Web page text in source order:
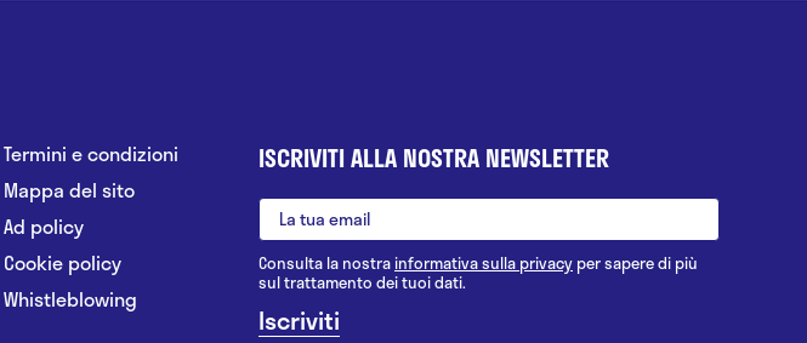
Termini e condizioni
Mappa del sito
Ad policy
Cookie policy
Whistleblowing
ISCRIVITI ALLA NOSTRA NEWSLETTER
Consulta la nostrainformativa sulla privacy per sapere di più
sul trattamento dei tuoi dati.